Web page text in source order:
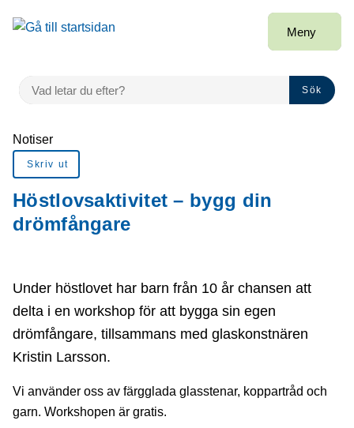
Gå till innehåll
Meny
VAD LETAR DU EFTER?
Sök
Du är här:
Notiser
Skriv ut
Höstlovsaktivitet – bygg din
drömfångare
Under höstlovet har barn från 10 år chansen att
delta i en workshop för att bygga sin egen
drömfångare, tillsammans med glaskonstnären
Kristin Larsson.
Vi använder oss av färgglada glasstenar, koppartråd och
garn. Workshopen är gratis.